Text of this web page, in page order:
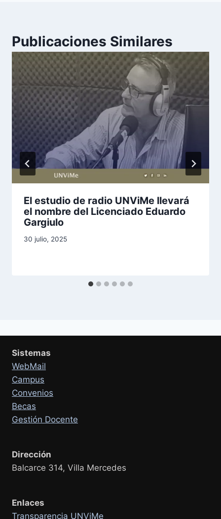
Publicaciones Similares
El estudio de radio UNViMe llevará
el nombre del Licenciado Eduardo
Gargiulo
30 julio, 2025
Sistemas
WebMail
Campus
Convenios
Becas
Gestión Docente
Dirección
Balcarce 314, Villa Mercedes
Enlaces
Transparencia UNViMe